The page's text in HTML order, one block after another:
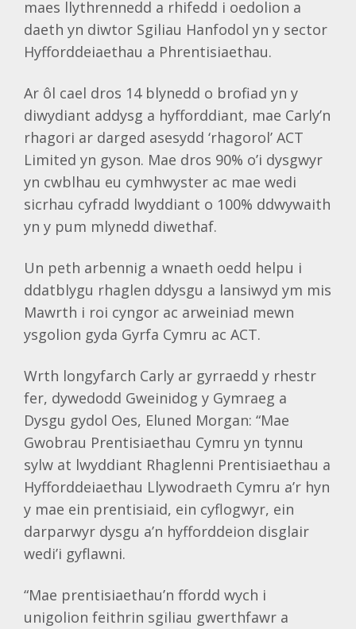
maes llythrennedd a rhifedd i oedolion a
daeth yn diwtor Sgiliau Hanfodol yn y sector
Hyfforddeiaethau a Phrentisiaethau.
Ar ôl cael dros 14 blynedd o brofiad yn y
diwydiant addysg a hyfforddiant, mae Carly’n
rhagori ar darged asesydd ‘rhagorol’ ACT
Limited yn gyson. Mae dros 90% o’i dysgwyr
yn cwblhau eu cymhwyster ac mae wedi
sicrhau cyfradd lwyddiant o 100% ddwywaith
yn y pum mlynedd diwethaf.
Un peth arbennig a wnaeth oedd helpu i
ddatblygu rhaglen ddysgu a lansiwyd ym mis
Mawrth i roi cyngor ac arweiniad mewn
ysgolion gyda Gyrfa Cymru ac ACT.
Wrth longyfarch Carly ar gyrraedd y rhestr
fer, dywedodd Gweinidog y Gymraeg a
Dysgu gydol Oes, Eluned Morgan: “Mae
Gwobrau Prentisiaethau Cymru yn tynnu
sylw at lwyddiant Rhaglenni Prentisiaethau a
Hyfforddeiaethau Llywodraeth Cymru a’r hyn
y mae ein prentisiaid, ein cyflogwyr, ein
darparwyr dysgu a’n hyfforddeion disglair
wedi’i gyflawni.
“Mae prentisiaethau’n ffordd wych i
unigolion feithrin sgiliau gwerthfawr a